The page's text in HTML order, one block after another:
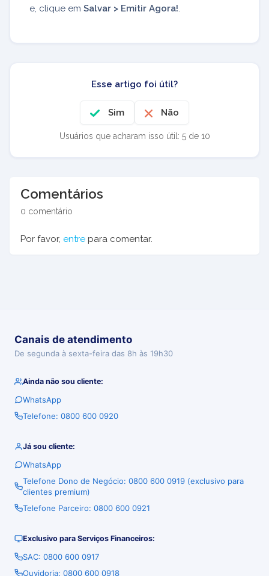
e, clique em Salvar > Emitir Agora!.
Esse artigo foi útil?
Sim Não
Usuários que acharam isso útil: 5 de 10
Comentários
0 comentário
Por favor, entre para comentar.
Canais de atendimento
De segunda à sexta-feira das 8h às 19h30
Ainda não sou cliente:
WhatsApp
Telefone: 0800 600 0920
Já sou cliente:
WhatsApp
Telefone Dono de Negócio: 0800 600 0919 (exclusivo para
clientes premium)
Telefone Parceiro: 0800 600 0921
Exclusivo para Serviços Financeiros:
SAC: 0800 600 0917
Ouvidoria: 0800 600 0918